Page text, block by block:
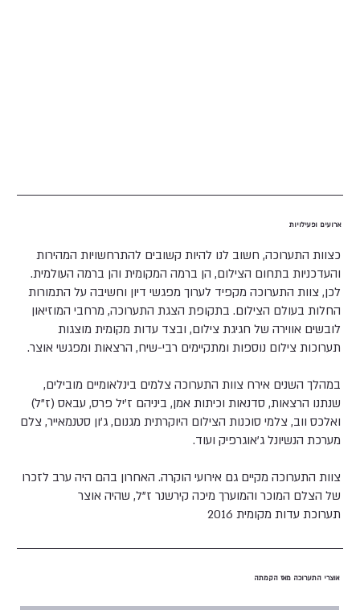
כצוות התערוכה, חשוב לנו להיות קשובים להתרחשויות המהירות
והעדכניות בתחום הצילום, הן ברמה המקומית והן ברמה העולמית.
לכן, צוות התערוכה מקפיד לערוך מפגשי דיון וחשיבה על התמורות
החלות בעולם הצילום. בתקופת הצגת התערוכה, מרחבי המוזיאון
לובשים אווירה של חגיגת צילום, ובצד עדות מקומית מוצגות
תערוכות צילום נוספות ומתקיימים רבי-שיח, הרצאות ומפגשי אוצר.
במהלך השנים אירח צוות התערוכה צלמים בינלאומיים מובילים,
שנתנו הרצאות, סדנאות וכיתות אמן, ביניהם ז'יל פרס, עבאס (ז"ל)
ואלכס ווב, צלמי סוכנות הצילום היוקרתית מגנום, ג'ון סטנמאייר, צלם
מערכת הנשיונל ג'אוגרפיק ועוד.
צוות התערוכה מקיים גם אירועי הוקרה. האחרון בהם היה ערב לזכרו
של הצלם המוכר והמוערך מיכה קירשנר ז"ל, שהיה אוצר
תערוכת עדות מקומית 2016
ארועים ופעילויות
אוצרי התערוכה מאז הקמתה